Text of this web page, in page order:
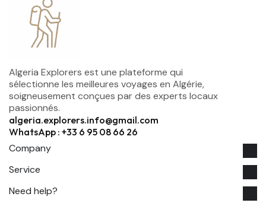
Algeria Explorers est une plateforme qui
sélectionne les meilleures voyages en Algérie,
soigneusement conçues par des experts locaux
passionnés.
algeria.explorers.info@gmail.com
WhatsApp : +33 6 95 08 66 26
Company
Service
Need help?